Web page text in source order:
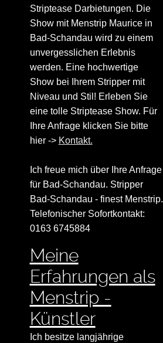
Striptease Darbietungen. Die
Show mit Menstrip Maurice in
Bad-Schandau wird zu einem
unvergesslichen Erlebnis
werden. Eine hochwertige
Show bei Ihrem Stripper mit
Niveau und Stil! Erleben Sie
eine tolle Striptease Show. Für
Ihre Anfrage klicken Sie bitte
hier -> Kontakt.
Ich freue mich über Ihre Anfrage
für Bad-Schandau. Stripper
Bad-Schandau - finest Menstrip.
Telefonischer Sofortkontakt:
0163 6745884
Meine
Erfahrungen als
Menstrip -
Künstler
Ich besitze langjährige